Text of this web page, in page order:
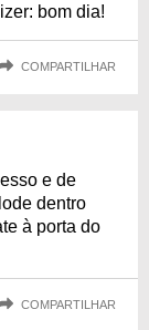
bom dia!
COMPARTILHAR
e de
dentro
à porta do
COMPARTILHAR